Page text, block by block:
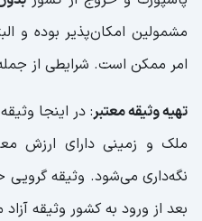
مشمولین امکان‌پذیر بوده و
امر ممکن است. شرایطی از
تهیه وثیقه معتبر: در اینجا
ملک و زمینی دارای ارزش
نگه‌داری می‌شود. وثیقه گرویی
بعد از ورود به کشور وثیقه